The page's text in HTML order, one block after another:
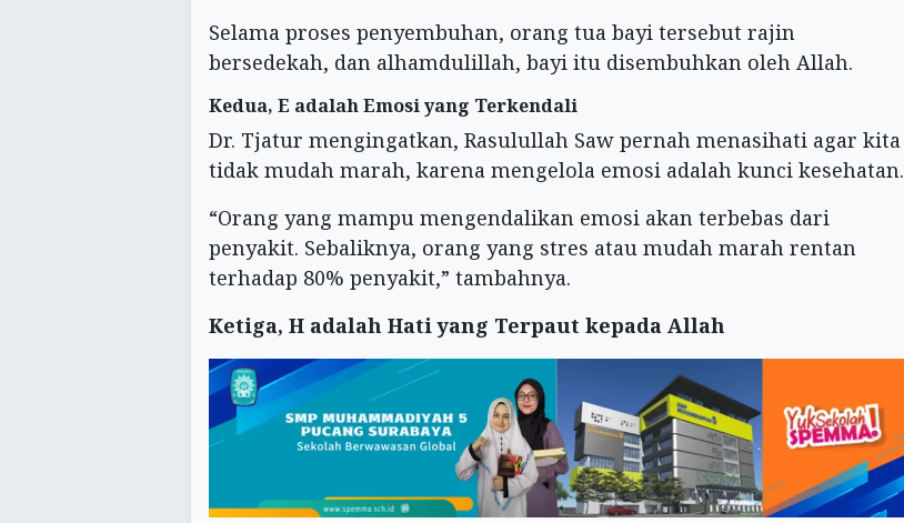
Selama proses penyembuhan, orang tua bayi tersebut rajin
bersedekah, dan alhamdulillah, bayi itu disembuhkan oleh Allah.
Kedua, E adalah Emosi yang Terkendali
Dr. Tjatur mengingatkan, Rasulullah Saw pernah menasihati agar kita
tidak mudah marah, karena mengelola emosi adalah kunci kesehatan.
“Orang yang mampu mengendalikan emosi akan terbebas dari
penyakit. Sebaliknya, orang yang stres atau mudah marah rentan
terhadap 80% penyakit,” tambahnya.
Ketiga, H adalah Hati yang Terpaut kepada Allah